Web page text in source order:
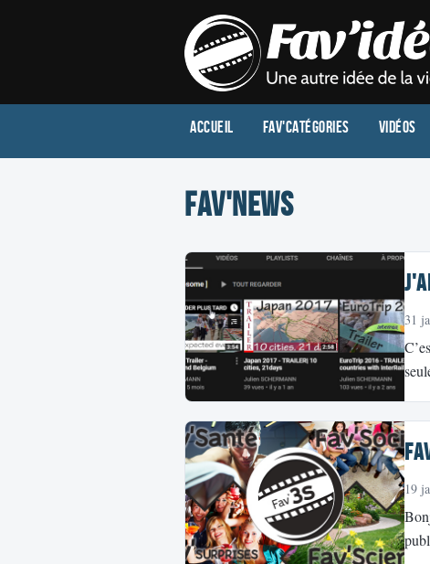
Accueil Fav'Catégories Vidéos
Fav'News
31
19